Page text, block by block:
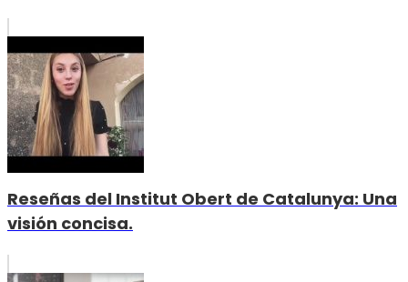
Reseñas del Institut Obert de Catalunya: Una
visión concisa.